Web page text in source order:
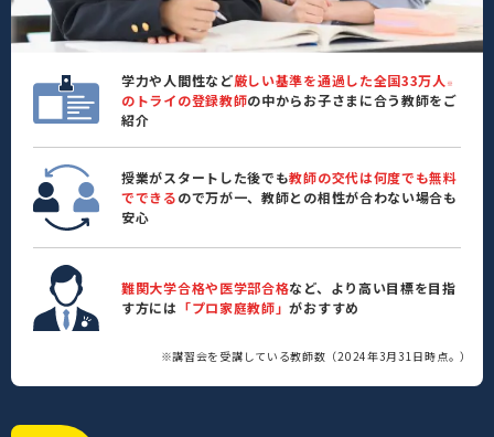
学力や人間性など厳しい基準を通過した全国33万人 ※
のトライの登録教師の中からお子さまに合う教師をご
紹介
授業がスタートした後でも教師の交代は何度でも無料
でできるので万が一、教師との相性が合わない場合も
安心
難関大学合格や医学部合格など、より高い目標を目指
す方には 「プロ家庭教師」がおすすめ
※講習会を受講している教師数（2024年3月31日時点。）